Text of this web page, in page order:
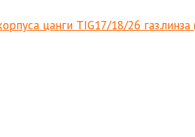
цанги TIG17/18/26